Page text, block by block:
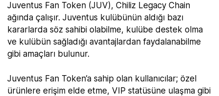
Juventus Fan Token (JUV), Chiliz Legacy Chain
ağında çalışır. Juventus kulübünün aldığı bazı
kararlarda söz sahibi olabilme, kulübe destek olma
ve kulübün sağladığı avantajlardan faydalanabilme
gibi amaçları bulunur.
Juventus Fan Token’a sahip olan kullanıcılar; özel
ürünlere erişim elde etme, VIP statüsüne ulaşma gibi